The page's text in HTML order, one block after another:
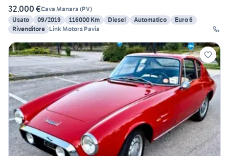
32.000 €Cava Manara (PV)
Usato
09/2019 116000 Km Diesel Automatico
Euro 6
Rivenditore Link Motors Pavia